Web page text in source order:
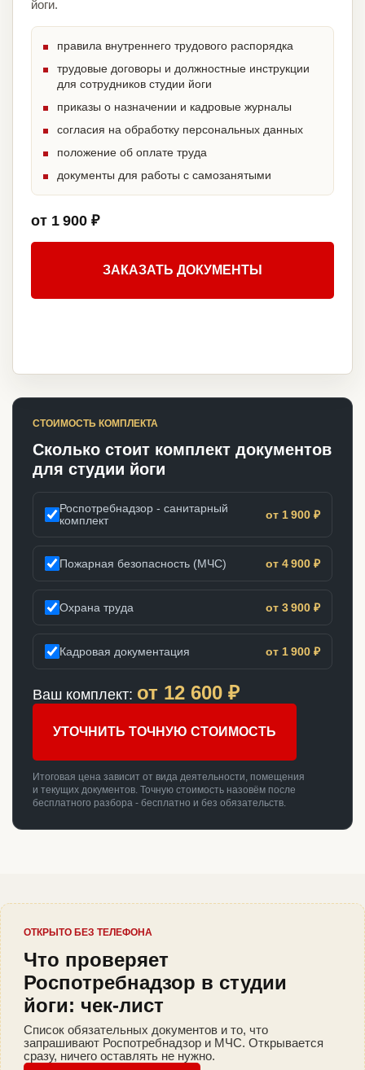
йоги.
правила внутреннего трудового распорядка
трудовые договоры и должностные инструкции
для сотрудников студии йоги
приказы о назначении и кадровые журналы
согласия на обработку персональных данных
положение об оплате труда
документы для работы с самозанятыми
от 1 900 ₽
ЗАКАЗАТЬ ДОКУМЕНТЫ
СТОИМОСТЬ КОМПЛЕКТА
Сколько стоит комплект документов
для студии йоги
Роспотребнадзор - санитарный
комплект
от 1 900 ₽
Пожарная безопасность (МЧС) от 4 900 ₽
Охрана труда от 3 900 ₽
Кадровая документация от 1 900 ₽
Ваш комплект: от 12 600 ₽
УТОЧНИТЬ ТОЧНУЮ СТОИМОСТЬ
Итоговая цена зависит от вида деятельности, помещения
и текущих документов. Точную стоимость назовём после
бесплатного разбора - бесплатно и без обязательств.
ОТКРЫТО БЕЗ ТЕЛЕФОНА
Что проверяет
Роспотребнадзор в студии
йоги: чек-лист
Список обязательных документов и то, что
запрашивают Роспотребнадзор и МЧС. Открывается
сразу, ничего оставлять не нужно.